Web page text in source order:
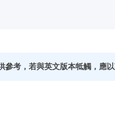
考，若與英文版本牴觸，應以